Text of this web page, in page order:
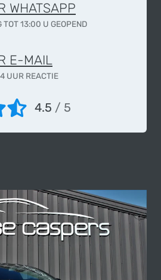
WHATSAPP
TOT 13:00 U GEOPEND
E-MAIL
UUR REACTIE
4.5 / 5